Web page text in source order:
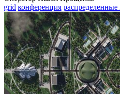
grid конференция